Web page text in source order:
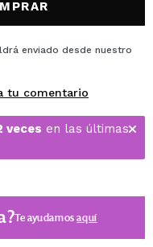
enviado desde nuestro
tu comentario
veces en las últimas
Te ayudamosaquí